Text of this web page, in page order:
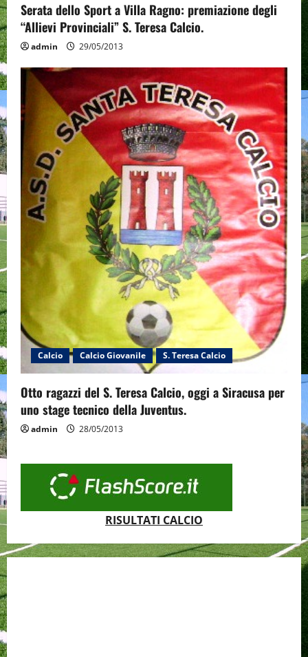
Serata dello Sport a Villa Ragno: premiazione degli
“Allievi Provinciali” S. Teresa Calcio.
admin 29/05/2013
Calcio Calcio Giovanile S. Teresa Calcio
Otto ragazzi del S. Teresa Calcio, oggi a Siracusa per
uno stage tecnico della Juventus.
admin 28/05/2013
RISULTATI CALCIO